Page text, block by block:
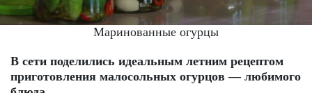
Маринованные огурцы
В сети поделились идеальным летним рецептом
приготовления малосольных огурцов — любимого